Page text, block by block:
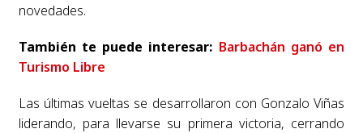
novedades.
También te puede interesar: Barbachán ganó en
Turismo Libre
Las últimas vueltas se desarrollaron con Gonzalo Viñas
liderando, para llevarse su primera victoria, cerrando